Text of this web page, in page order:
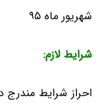
شهریور ماه ۹۵
شرایط لازم:
احراز شرایط مندرج